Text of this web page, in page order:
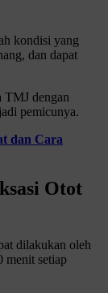
kondisi yang
dan dapat
TMJ dengan
pemicunya.
dan Cara
Otot
dilakukan oleh
menit setiap